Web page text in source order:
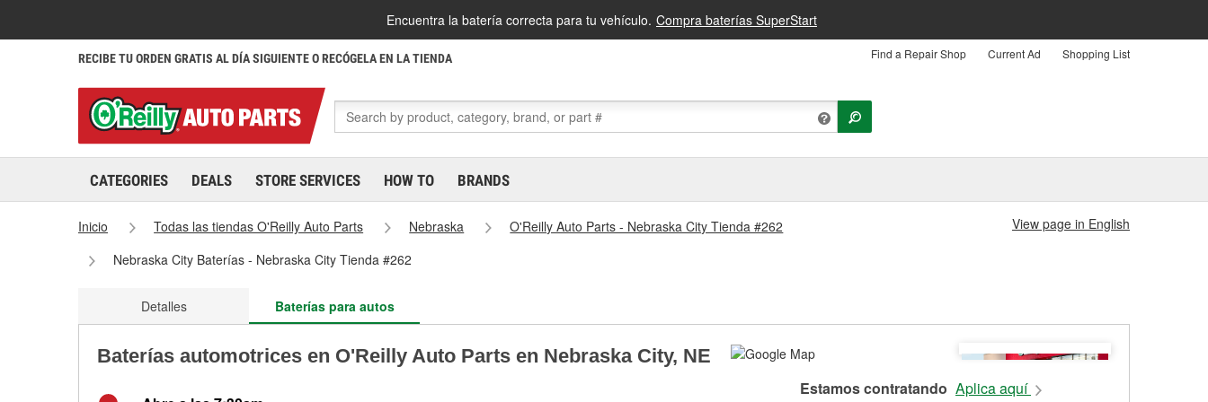
Encuentra la batería correcta para tu vehículo. Compra baterías SuperStart
RECIBE TU ORDEN GRATIS AL DÍA SIGUIENTE O RECÓGELA EN LA TIENDA Find a Repair Shop Current Ad Shopping List
CATEGORIES DEALS STORE SERVICES HOW TO BRANDS
Inicio Todas las tiendas O'Reilly Auto Parts Nebraska
O'Reilly Auto Parts - Nebraska City Tienda #262
Nebraska City Baterías - Nebraska City Tienda #262
View page in English
Detalles Baterías para autos
Baterías automotrices en O'Reilly Auto Parts en Nebraska City, NE
Estamos contratando Aplica aquí